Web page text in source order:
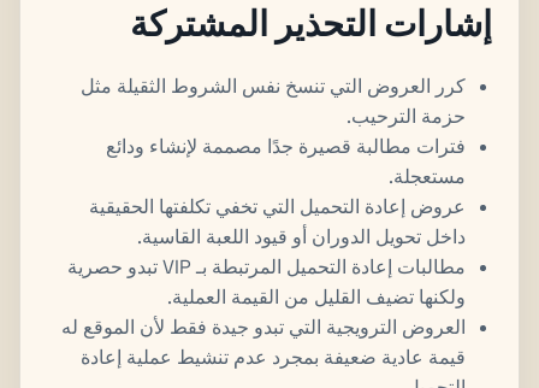
إشارات التحذير المشتركة
كرر العروض التي تنسخ نفس الشروط الثقيلة مثل
حزمة الترحيب.
فترات مطالبة قصيرة جدًا مصممة لإنشاء ودائع
مستعجلة.
عروض إعادة التحميل التي تخفي تكلفتها الحقيقية
داخل تحويل الدوران أو قيود اللعبة القاسية.
مطالبات إعادة التحميل المرتبطة بـ VIP تبدو حصرية
ولكنها تضيف القليل من القيمة العملية.
العروض الترويجية التي تبدو جيدة فقط لأن الموقع له
قيمة عادية ضعيفة بمجرد عدم تنشيط عملية إعادة